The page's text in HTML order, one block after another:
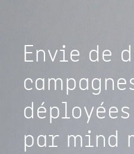
Envie de
par mind